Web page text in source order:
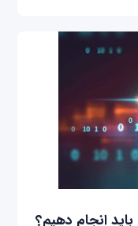
انجام دهیم؟